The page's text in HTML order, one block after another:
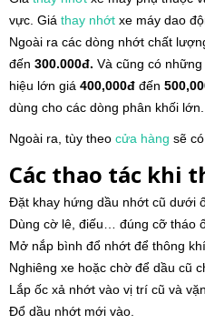
vực. Giá thay nhớt xe máy dao
Ngoài ra các dòng nhớt chất
đến 300.000đ. Và cũng có
hiệu lớn giá 400,000đ đến
dùng cho các dòng phân khối lớn.
Ngoài ra, tùy theo cửa hàng sẽ
Các thao tác khi
Đặt khay hứng dầu nhớt cũ dưới
Dùng cờ lê, điếu… đúng cỡ tháo
Mở nắp bình đổ nhớt để thông
Nghiêng xe hoặc chờ để dầu cũ
Lắp ốc xả nhớt vào vị trí cũ và
Đổ dầu nhớt mới vào.